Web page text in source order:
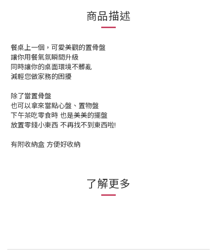
商品描述
餐桌上一個，可愛美觀的置骨盤
讓你用餐氣氛瞬間升級
同時讓你的桌面環境不髒亂
減輕您做家務的困擾
除了當置骨盤
也可以拿來當點心盤、置物盤
下午茶吃零食時 也是美美的擺盤
放置零錢小東西 不再找不到東西啦!
有附收納盒 方便好收納
了解更多